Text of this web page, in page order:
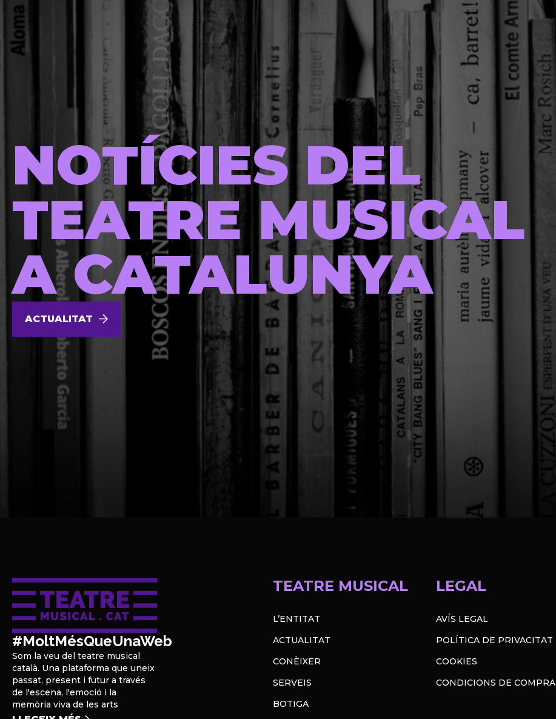
NOTÍCIES DEL
TEATRE MUSICAL
A CATALUNYA
ACTUALITAT
#MoltMésQueUnaWeb
Som la veu del teatre musical
català. Una plataforma que uneix
passat, present i futur a través
de l'escena, l'emoció i la
memòria viva de les arts
TEATRE MUSICAL
L’ENTITAT
ACTUALITAT
CONÈIXER
SERVEIS
BOTIGA
LEGAL
AVÍS LEGAL
POLÍTICA DE PRIVACITAT
COOKIES
CONDICIONS DE COMPRA